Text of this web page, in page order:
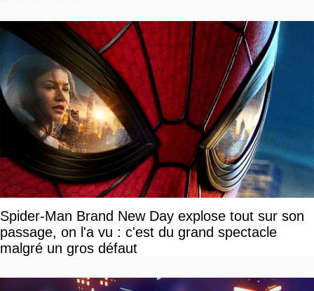
Spider-Man Brand New Day explose tout sur son
passage, on l'a vu : c'est du grand spectacle
malgré un gros défaut